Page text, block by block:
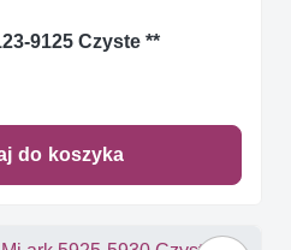
9125 Czyste **
do koszyka